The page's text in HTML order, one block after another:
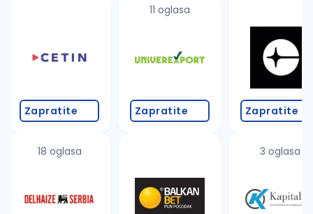
Zapratite
18 oglasa
11 oglasa
Zapratite Zapratite
3 oglasa